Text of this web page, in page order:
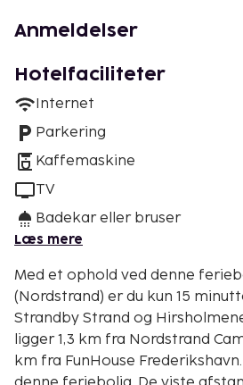
Anmeldelser
Hotelfaciliteter
Internet
Parkering
Kaffemaskine
TV
Badekar eller bruser
Læs mere
Med et ophold ved denne
(Nordstrand) er du kun 15
Strandby Strand og Hirsholmene. Dette
ligger 1,3 km fra Nordstrand
km fra FunHouse